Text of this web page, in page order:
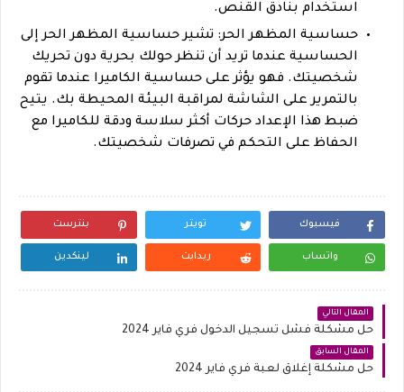
استخدام بنادق القنص.
حساسية المظهر الحر: تشير حساسية المظهر الحر إلى
الحساسية عندما تريد أن تنظر حولك بحرية دون تحريك
شخصيتك. فهو يؤثر على حساسية الكاميرا عندما تقوم
بالتمرير على الشاشة لمراقبة البيئة المحيطة بك. يتيح
ضبط هذا الإعداد حركات أكثر سلاسة ودقة للكاميرا مع
الحفاظ على التحكم في تصرفات شخصيتك.
فيسبوك تويتر بنترست
واتساب ريدايت لينكدين
المقال التالي
حل مشكلة فشل تسجيل الدخول فري فاير 2024
المقال السابق
حل مشكلة إغلاق لعبة فري فاير 2024